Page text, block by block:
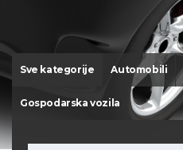
Sve kategorije Automobili
Gospodarska vozila